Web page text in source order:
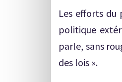
Les efforts du
politique
parle, sans
des lois ».